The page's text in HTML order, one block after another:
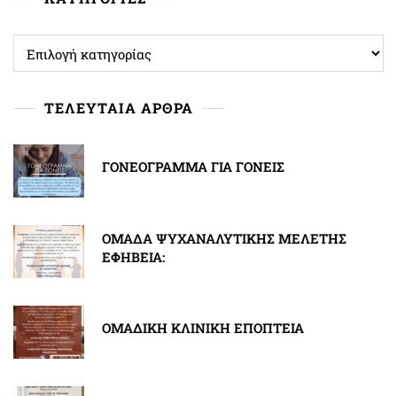
ΤΕΛΕΥΤΑΙΑ ΑΡΘΡΑ
ΓΟΝΕΟΓΡΑΜΜΑ ΓΙΑ ΓΟΝΕΙΣ
ΟΜΑΔΑ ΨΥΧΑΝΑΛΥΤΙΚΗΣ ΜΕΛΕΤΗΣ
ΕΦΗΒΕΙΑ:
ΟΜΑΔΙΚΗ ΚΛΙΝΙΚΗ ΕΠΟΠΤΕΙΑ